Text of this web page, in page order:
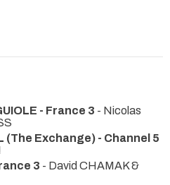
- France 3 - Nicolas
(The Exchange) - Channel 5
3 - David CHAMAK &